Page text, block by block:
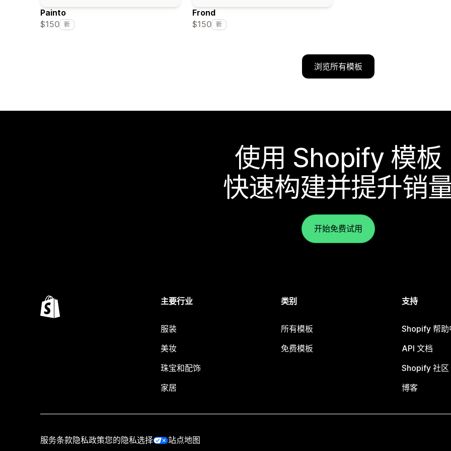
Painto
$150 新
Frond
$150 新
浏览所有模板
使用 Shopify 模板
快速构建并提升销
开始免费试用
主要行业
服装
美妆
珠宝和配饰
家居
类别
所有模板
免费模板
支持
Shopify 帮助
API 文档
Shopify 社区
博客
服务条款隐私政策您的隐私选择 站点地图